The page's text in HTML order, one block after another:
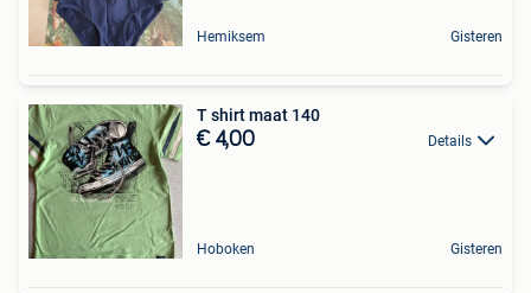
Hemiksem Gisteren
T shirt maat 140
€ 4,00 Details
Hoboken Gisteren